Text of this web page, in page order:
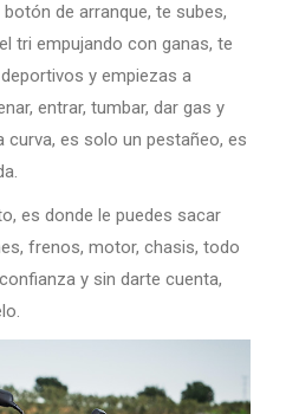
de arranque, te subes,
tri empujando con ganas, te
y empiezas a
entrar, tumbar, dar gas y
curva, es solo un pestañeo, es
es donde le puedes sacar
frenos, motor, chasis, todo
y sin darte cuenta,